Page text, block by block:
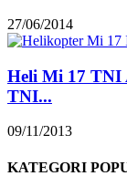
27/06/2014
Heli Mi 17 TNI
TNI...
09/11/2013
KATEGORI